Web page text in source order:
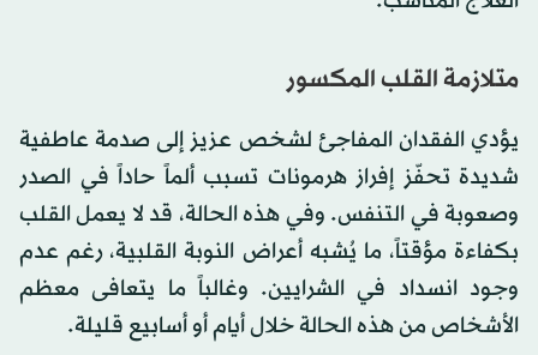
متلازمة القلب المكسور
يؤدي الفقدان المفاجئ لشخص عزيز إلى صدمة عاطفية
شديدة تحفّز إفراز هرمونات تسبب ألماً حاداً في الصدر
وصعوبة في التنفس. وفي هذه الحالة، قد لا يعمل القلب
بكفاءة مؤقتاً، ما يُشبه أعراض النوبة القلبية، رغم عدم
وجود انسداد في الشرايين. وغالباً ما يتعافى معظم
الأشخاص من هذه الحالة خلال أيام أو أسابيع قليلة.